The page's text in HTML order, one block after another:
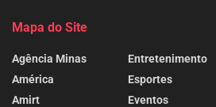
Mapa do Site
Agência Minas
América
Amirt
Entretenimento
Esportes
Eventos